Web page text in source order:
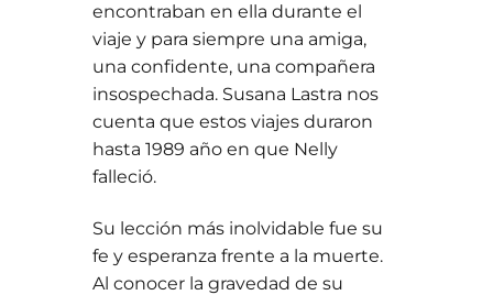
encontraban en ella durante el
viaje y para siempre una amiga,
una confidente, una compañera
insospechada. Susana Lastra nos
cuenta que estos viajes duraron
hasta 1989 año en que Nelly
falleció.
Su lección más inolvidable fue su
fe y esperanza frente a la muerte.
Al conocer la gravedad de su